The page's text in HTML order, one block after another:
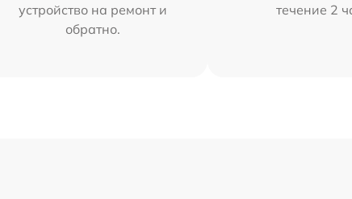
устройство на ремонт и
обратно.
течение 2